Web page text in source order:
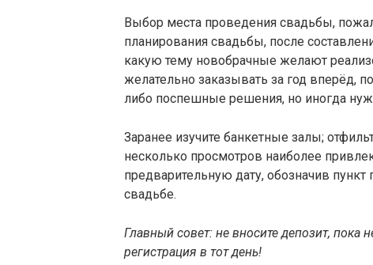
Выбор места проведения свадьбы,
планирования свадьбы, после
какую тему новобрачные желают
желательно заказывать за год вперёд,
либо поспешные решения, но иногда
Заранее изучите банкетные залы;
несколько просмотров наиболее
предварительную дату, обозначив
свадьбе.
Главный совет: не вносите депозит, пока
регистрация в тот день!